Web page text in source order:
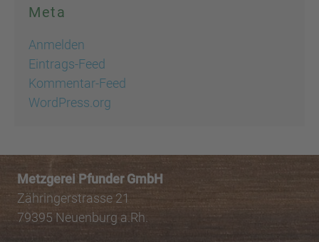
Meta
Anmelden
Eintrags-Feed
Kommentar-Feed
WordPress.org
Metzgerei Pfunder GmbH
Zähringerstrasse 21
79395 Neuenburg a.Rh.